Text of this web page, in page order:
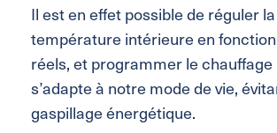
Il est en effet possible de réguler la
température intérieure en
réels, et programmer le chauffage
s’adapte à notre mode de vie,
gaspillage énergétique.